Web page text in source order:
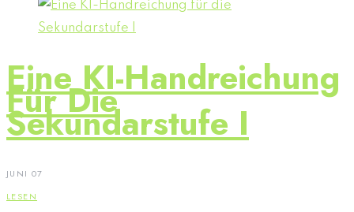
Eine KI-Handreichung
Für Die
Sekundarstufe I
JUNI 07
LESEN